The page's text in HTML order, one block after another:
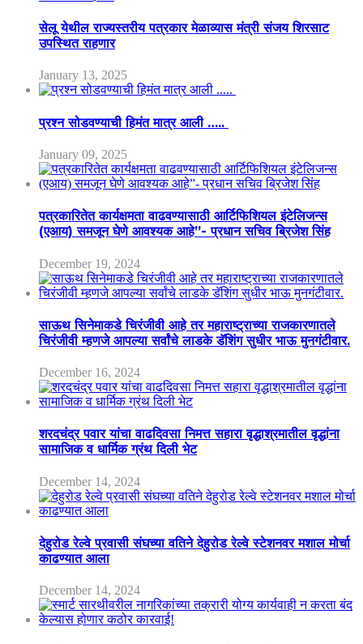
सेलू येथील राज्यस्तरीय पत्रकार मेळाव्यास मंत्री संजय शिरसाट
उपस्थित राहणार
January 13, 2025
प्रश्न सोडवण्याची हिमंत मात्र आली …..
January 09, 2025
पत्रकारितेत कार्यक्षमता वाढवण्यासाठी आर्टिफिशियल इंटेलिजन्स
(एआय) समजून घेणे आवश्यक आहे”- प्रधान सचिव ब्रिजेश सिंह
December 19, 2024
साऊथ सिनेमाकडे चिरंजीवी आहे तर महाराष्ट्राच्या राजकारणातले
चिरंजीवी म्हणजे आपल्या सर्वांचे लाडके डॅशिंग सुधीर भाऊ मुनगंटीवार.
December 16, 2024
शरदचंद्र पवार यांचा वाढदिवसा निमत्त सहारा वृद्धाश्रमातील वृद्धांना
सामाजिक व धार्मिक ग्रंथ दिली भेट
December 14, 2024
देहुरोड रेल्वे प्रवासी संघच्या वतिने देहुरोड रेल्वे स्टेशनवर मशाल मोर्चा
काढण्यात आला
December 14, 2024